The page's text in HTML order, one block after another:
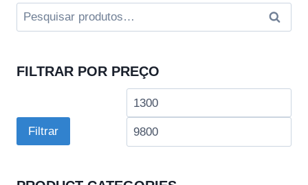
Pesquisar
por:
FILTRAR POR PREÇO
Preço
Filtrar